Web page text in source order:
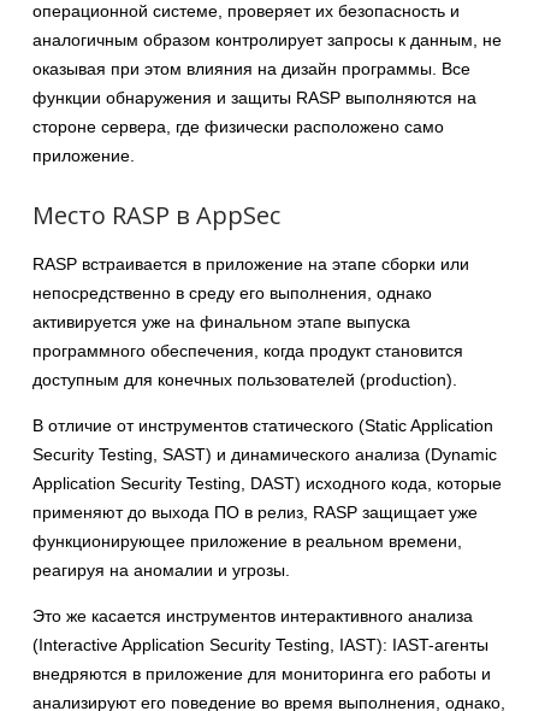
операционной системе, проверяет их безопасность и
аналогичным образом контролирует запросы к данным, не
оказывая при этом влияния на дизайн программы. Все
функции обнаружения и защиты RASP выполняются на
стороне сервера, где физически расположено само
приложение.
Место RASP в AppSec
RASP встраивается в приложение на этапе сборки или
непосредственно в среду его выполнения, однако
активируется уже на финальном этапе выпуска
программного обеспечения, когда продукт становится
доступным для конечных пользователей (production).
В отличие от инструментов статического (Static Application
Security Testing, SAST) и динамического анализа (Dynamic
Application Security Testing, DAST) исходного кода, которые
применяют до выхода ПО в релиз, RASP защищает уже
функционирующее приложение в реальном времени,
реагируя на аномалии и угрозы.
Это же касается инструментов интерактивного анализа
(Interactive Application Security Testing, IAST): IAST-агенты
внедряются в приложение для мониторинга его работы и
анализируют его поведение во время выполнения, однако,